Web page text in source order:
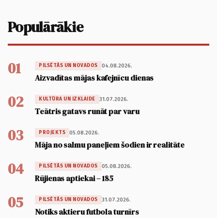
Populārākie
01 PILSĒTĀS UN NOVADOS 04.08.2026.
Aizvadītas mājas kafejnīcu dienas
02 KULTŪRA UN IZKLAIDE 31.07.2026.
Teātris gatavs runāt par varu
03 PROJEKTS 05.08.2026.
Māja no salmu paneļiem šodien ir realitāte
04 PILSĒTĀS UN NOVADOS 05.08.2026.
Rūjienas aptiekai – 185
05 PILSĒTĀS UN NOVADOS 31.07.2026.
Notiks aktieru futbola turnīrs